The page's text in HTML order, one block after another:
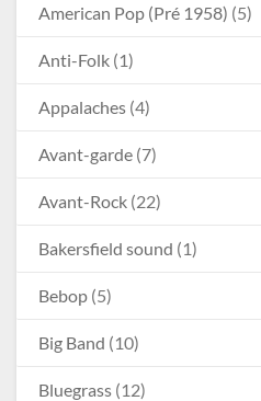
American Pop (Pré 1958) (5)
Anti-Folk (1)
Appalaches (4)
Avant-garde (7)
Avant-Rock (22)
Bakersfield sound (1)
Bebop (5)
Big Band (10)
Bluegrass (12)